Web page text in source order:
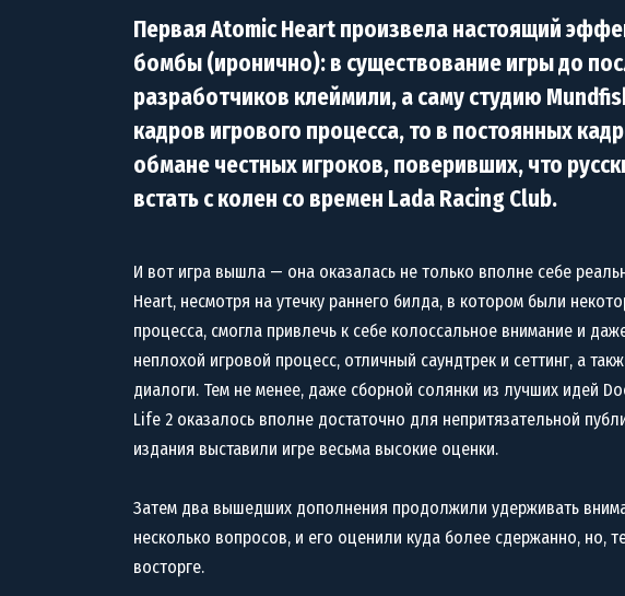
Первая Atomic Heart произвела настоящий
бомбы (иронично): в существование игры до
разработчиков клеймили, а саму студию
кадров игрового процесса, то в постоянных
обмане честных игроков, поверивших, что
встать с колен со времен Lada Racing Club.
И вот игра вышла — она оказалась не только вполне себе
Heart, несмотря на утечку раннего билда, в котором были
процесса, смогла привлечь к себе колоссальное внимание и
неплохой игровой процесс, отличный саундтрек и сеттинг, а
диалоги. Тем не менее, даже сборной солянки из лучших идей
Life 2 оказалось вполне достаточно для непритязательной
издания выставили игре весьма высокие оценки.
Затем два вышедших дополнения продолжили удерживать
несколько вопросов, и его оценили куда более сдержанно, но,
восторге.